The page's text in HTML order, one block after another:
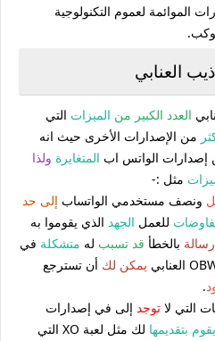
الموائمة لعموم التكنولوجية
العنابي
العدد الكبير من الميزات التي
من الإصدارات الأخرى حيث انه
إصدارات الواتس اب المتغايرة ولذا
مثل :-
ونصف مستخدمي الواتساب إلى حد
للعمل الجهد الذي يقوموا به
رسالة بالخطأ قد تسبب له متشكلة في
يمكن لك أن تسترجع
.
التي لا توجد إلى في إصدارات
بتقديمها
لك مثل لعبة XO التي